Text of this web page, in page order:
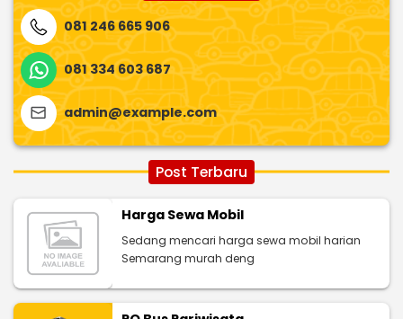
081 246 665 906
081 334 603 687
admin@example.com
Post Terbaru
Harga Sewa Mobil
Sedang mencari harga sewa mobil harian
Semarang murah deng